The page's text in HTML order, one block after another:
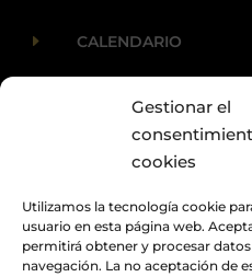
Gestionar el
cookies
Utilizamos la tecnología cookie
usuario en esta página web.
permitirá obtener y procesar
navegación. La no aceptación de
E CALENDARIO
ACTUALIDAD